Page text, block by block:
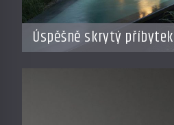
Úspěšně skrytý příbytek